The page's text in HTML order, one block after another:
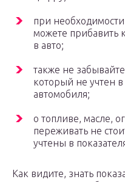
при
можете прибавить
в авто;
также не
который не учтен
автомобиля;
о топливе, масле,
переживать не
учтены в
Как видите, знать